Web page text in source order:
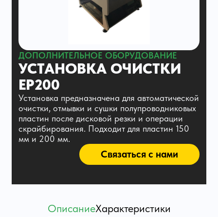
ДОПОЛНИТЕЛЬНОЕ ОБОРУДОВАНИЕ
УСТАНОВКА ОЧИСТКИ
ЕР200
Установка предназначена для автоматической
очистки, отмывки и сушки полупроводниковых
пластин после дисковой резки и операции
скрайбирования. Подходит для пластин 150
мм и 200 мм.
Связаться с нами
ОписаниеХарактеристики